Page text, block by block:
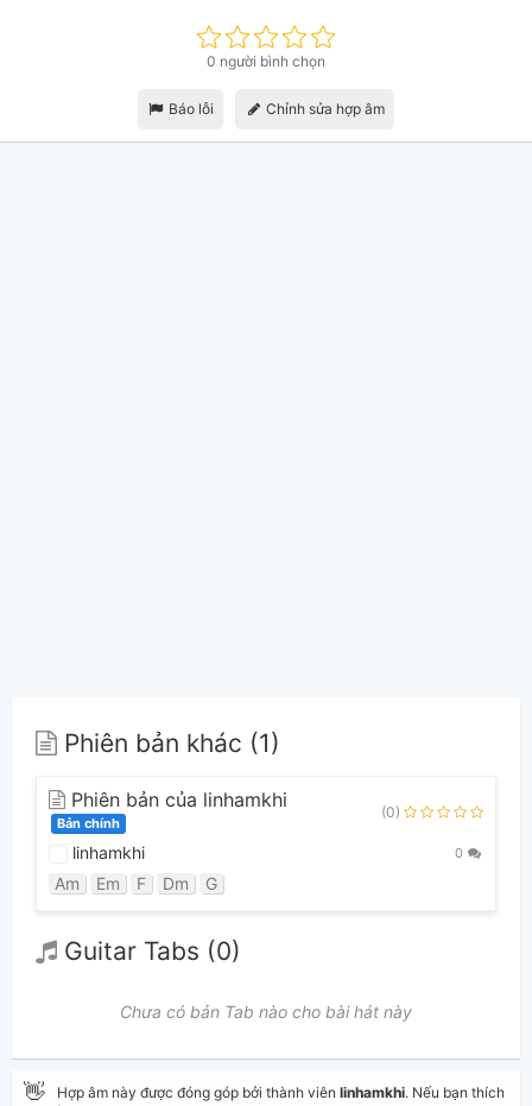
0 người bình chọn
Báo lỗi Chỉnh sửa hợp âm
Phiên bản khác (1)
Phiên bản của linhamkhi
Bản chính
(0)
linhamkhi 0
Am Em F Dm G
Guitar Tabs (0)
Chưa có bản Tab nào cho bài hát này
👋 Hợp âm này được đóng góp bởi thành viên linhamkhi. Nếu bạn thích